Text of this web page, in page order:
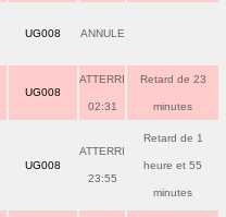
UG008 ANNULE
UG008
ATTERRI
02:31
Retard de 23
minutes
UG008
ATTERRI
23:55
Retard de 1
heure et 55
minutes